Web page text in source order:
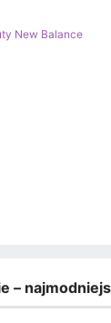
New Balance
–